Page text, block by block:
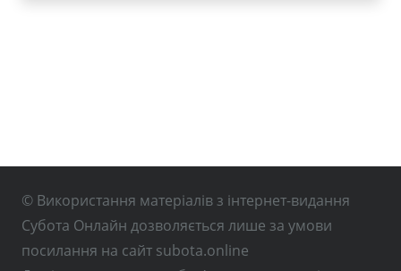
© Використання матеріалів з інтернет-видання
Субота Онлайн дозволяється лише за умови
посилання на сайт subota.online